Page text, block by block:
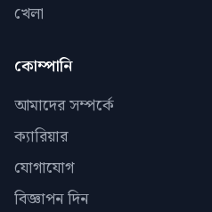
খেলা
কোম্পানি
আমাদের সম্পর্কে
ক্যারিয়ার
যোগাযোগ
বিজ্ঞাপন দিন